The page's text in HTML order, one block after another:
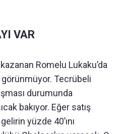
VAR
Romelu Lukaku’da
Tecrübeli
durumunda
bakıyor. Eğer satış
yüzde 40’ını